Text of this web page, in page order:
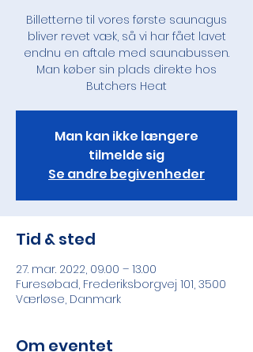
Billetterne til vores første saunagus
bliver revet væk, så vi har fået lavet
endnu en aftale med saunabussen.
Man køber sin plads direkte hos
Butchers Heat
Man kan ikke længere
tilmelde sig
Se andre begivenheder
Tid & sted
27. mar. 2022, 09.00 – 13.00
Furesøbad, Frederiksborgvej 101, 3500
Værløse, Danmark
Om eventet